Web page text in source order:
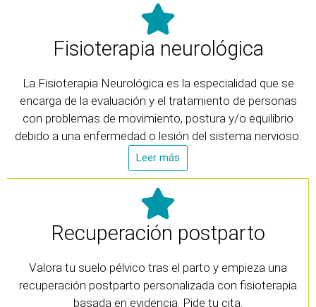
Fisioterapia neurológica
La Fisioterapia Neurológica es la especialidad que se
encarga de la evaluación y el tratamiento de personas
con problemas de movimiento, postura y/o equilibrio
debido a una enfermedad o lesión del sistema nervioso.
Leer más
Recuperación postparto
Valora tu suelo pélvico tras el parto y empieza una
recuperación postparto personalizada con fisioterapia
basada en evidencia. Pide tu cita.